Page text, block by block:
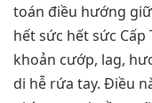
toán điều hướng
hết sức hết sức
khoản cướp, lag,
di hễ rứa tay. Điều